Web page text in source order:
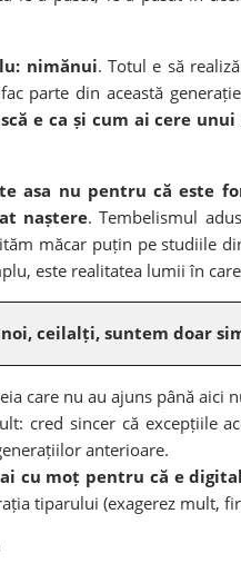
nimănui. Totul e să
parte din această
e ca și cum ai cere
asa nu pentru că este
naștere. Tembelismul
măcar puțin pe studiile
este realitatea lumii în
noi, ceilalți, suntem doar
care nu au ajuns până aici
cred sincer că excepțiile
anterioare.
cu moț pentru că e
tiparului (exagerez mult,